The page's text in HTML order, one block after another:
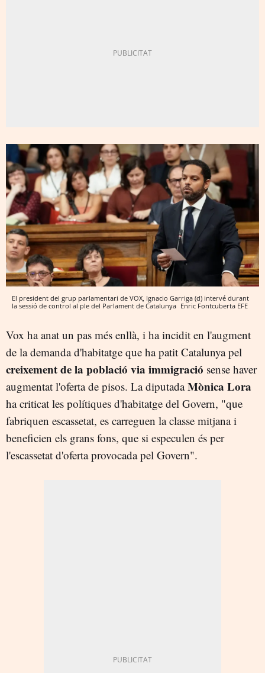
El president del grup parlamentari de VOX, Ignacio Garriga (d) intervé durant
la sessió de control al ple del Parlament de Catalunya Enric Fontcuberta EFE
Vox ha anat un pas més enllà, i ha incidit en l'augment
de la demanda d'habitatge que ha patit Catalunya pel
creixement de la població via immigració sense haver
augmentat l'oferta de pisos. La diputadaMònica Lora
ha criticat les polítiques d'habitatge del Govern, "que
fabriquen escassetat, es carreguen la classe mitjana i
beneficien els grans fons, que si especulen és per
l'escassetat d'oferta provocada pel Govern".